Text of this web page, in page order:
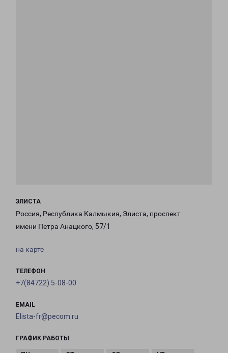
ЭЛИСТА
Россия, Республика Калмыкия, Элиста, проспект
имени Петра Анацкого, 57/1
на карте
ТЕЛЕФОН
+7(84722) 5-08-00
EMAIL
Elista-fr@pecom.ru
ГРАФИК РАБОТЫ